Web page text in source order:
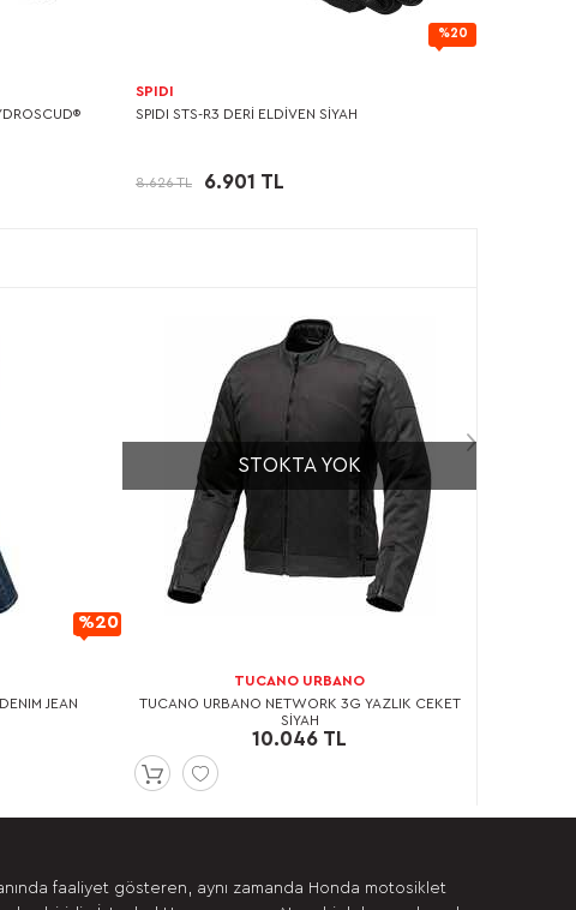
%20
SPIDI
SPIDI STS-R3 DERİ ELDİVEN SİYAH
8.626 TL 6.901 TL
%20
İndirimli
JEAN
STOKTA YOK
TUCANO URBANO
TUCANO URBANO NETWORK 3G YAZLIK CEKET
SİYAH
10.046 TL
faaliyet gösteren, aynı zamanda Honda motosiklet